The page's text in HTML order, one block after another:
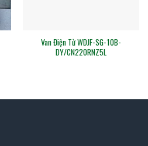
Van Điện Từ WDJF-SG-10B-
DY/CN220RNZ5L